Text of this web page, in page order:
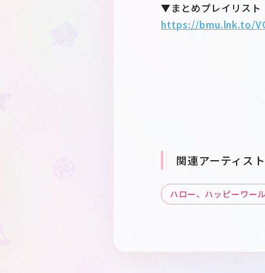
▼まとめプレイリスト
https://bmu.lnk.to/
関連アーティスト
ハロー、ハッピーワー